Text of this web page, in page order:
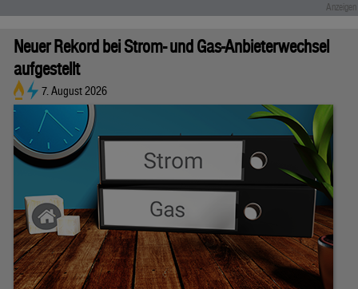
Neuer Rekord bei Strom- und Gas-Anbieterwechsel
aufgestellt
7. August 2026